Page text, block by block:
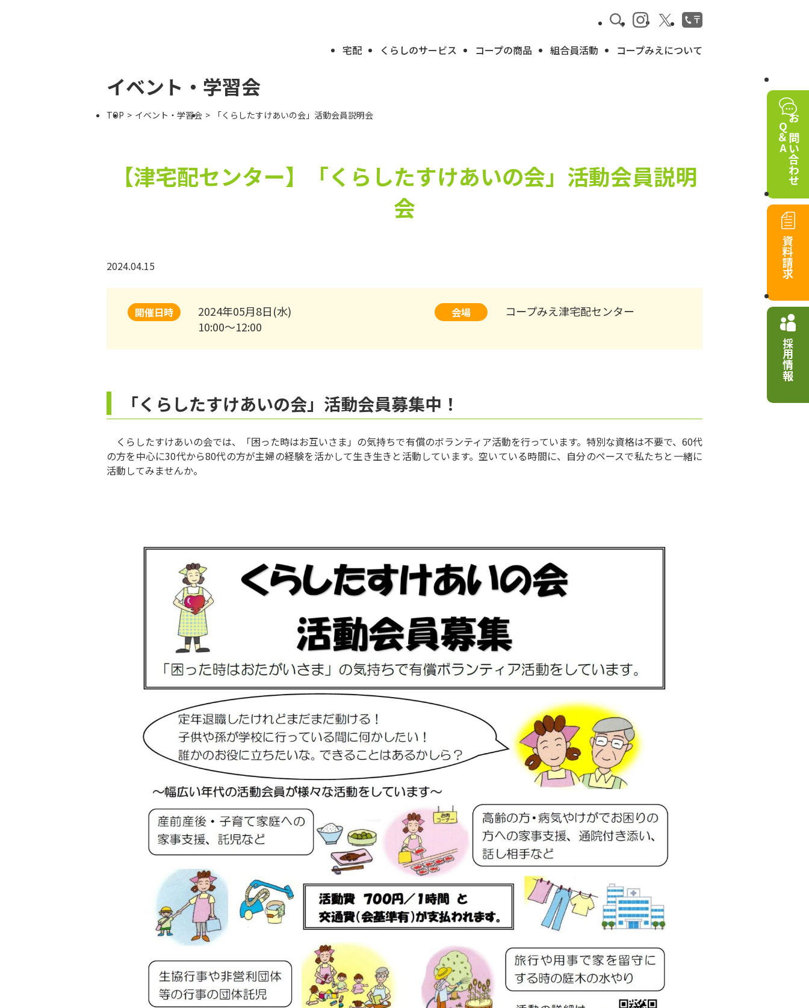
宅配 くらしのサービス コープの商品 組合員活動 コープみえについて
お問い合わせ
Q＆A
資料請求
採用情報
イベント・学習会
TOP イベント・学習会 「くらしたすけあいの会」活動会員説明会
【津宅配センター】
「くらしたすけあいの会」活動会員説明
会
2024.04.15
開催日時
2024年05月8日(水)
10:00～12:00
会場 コープみえ津宅配センター
「くらしたすけあいの会」活動会員募集中！
くらしたすけあいの会では、「困った時はお互いさま」の気持ちで有償のボランティア活動を行っています。特別な資格は不要で、60代
の方を中心に30代から80代の方が主婦の経験を活かして生き生きと活動しています。空いている時間に、自分のペースで私たちと一緒に
活動してみませんか。